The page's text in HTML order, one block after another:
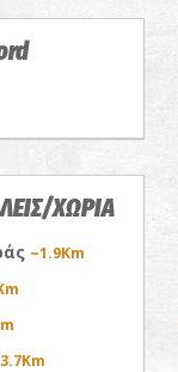
ΧΩΡΙΑ
~1.9Km